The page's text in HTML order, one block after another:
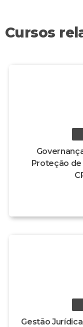
Cursos
Proteção
Gestão